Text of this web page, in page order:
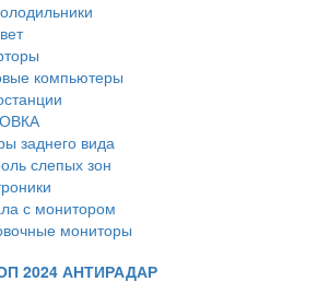
компьютеры
заднего вида
слепых зон
с монитором
мониторы
2024 АНТИРАДАР